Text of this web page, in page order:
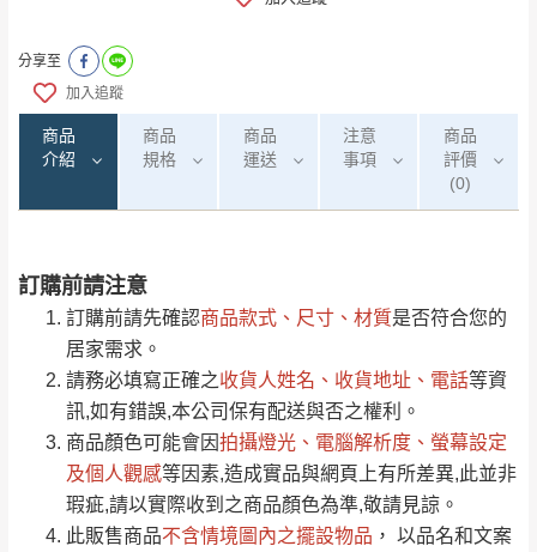
分享至
加入追蹤
商品
介紹
商品
規格
商品
運送
注意
事項
商品
評價
(0)
訂購前請注意
訂購前請先確認商品款式、尺寸、材質是否符合您的
居家需求。
請務必填寫正確之收貨人姓名、收貨地址、電話等資
訊,如有錯誤,本公司保有配送與否之權利。
商品顏色可能會因拍攝燈光、電腦解析度、螢幕設定
及個人觀感等因素,造成實品與網頁上有所差異,此並非
瑕疵,請以實際收到之商品顏色為準,敬請見諒。
此販售商品不含情境圖內之擺設物品 ， 以品名和文案
運 費 說 明
運送地區 運送費用
偏遠地區
（請先線上詢問 LINE
→@dershin ）
桃園 復興鄉
注意事項：
由於品項繁多，網頁無法及時更新，如有需
要購買商品，請於出發前來電或到「官方
Line客服」來信確認商品是否有「現貨」與
「金額」。
若商品價格或庫存有異常，商家有權取消訂
單。部分網路商品恕無法更改原設計或客製，敬請
見諒！
0/5 (0)筆
全部 依評論高至低排列
依評論低至高排列 只顯示附上圖片
只顯示附上評論